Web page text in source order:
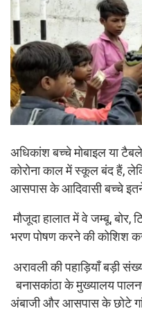
अधिकांश बच्चे मोबाइल या
कोरोना काल में स्कूल बंद हैं,
आसपास के आदिवासी बच्चे इतने
मौजूदा हालात में वे जम्बू,
भरण पोषण करने की कोशिश
अरावली की पहाड़ियाँ बड़ी
बनासकांठा के मुख्यालय
अंबाजी और आसपास के छोटे